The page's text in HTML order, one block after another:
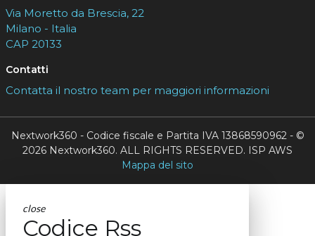
Via Moretto da Brescia, 22
Milano - Italia
CAP 20133
Contatti
Contatta il nostro team per maggiori informazioni
Nextwork360 - Codice fiscale e Partita IVA 13868590962 - ©
2026 Nextwork360. ALL RIGHTS RESERVED. ISP AWS
Mappa del sito
close
Codice Rss